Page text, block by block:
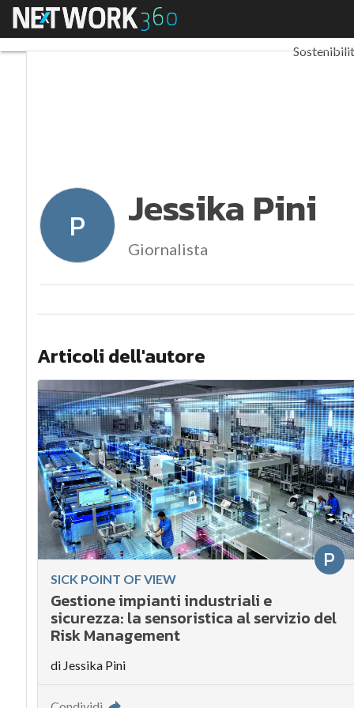
Menu
P Jessika Pini
Giornalista
Articoli dell'autore
P
SICK POINT OF VIEW
Gestione impianti industriali e
sicurezza: la sensoristica al servizio del
Risk Management
di Jessika Pini